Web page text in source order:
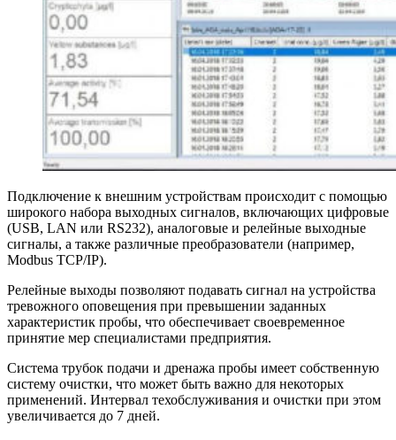
Подключение к внешним устройствам происходит с помощью
широкого набора выходных сигналов, включающих цифровые
(USB, LAN или RS232), аналоговые и релейные выходные
сигналы, а также различные преобразователи (например,
Modbus TCP/IP).
Релейные выходы позволяют подавать сигнал на устройства
тревожного оповещения при превышении заданных
характеристик пробы, что обеспечивает своевременное
принятие мер специалистами предприятия.
Система трубок подачи и дренажа пробы имеет собственную
систему очистки, что может быть важно для некоторых
применений. Интервал техобслуживания и очистки при этом
увеличивается до 7 дней.